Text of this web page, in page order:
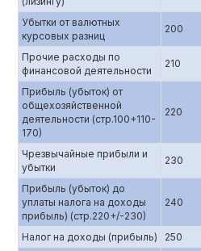
Убытки от валютных
курсовых разниц
200
Прочие расходы по
финансовой деятельности
210
Прибыль (убыток) от
общехозяйственной
деятельности (стр.100+110-
170)
220
Чрезвычайные прибыли и
убытки
230
Прибыль (убыток) до
уплаты налога на доходы
прибыль) (стр.220+/-230)
240
Налог на доходы (прибыль) 250